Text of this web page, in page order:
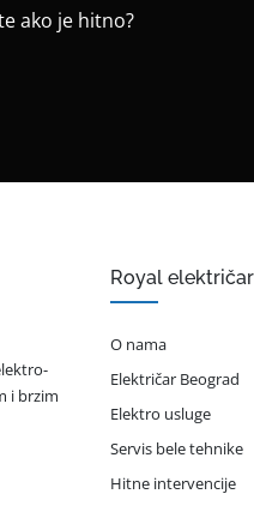
ako je hitno?
i brzim
Royal
O nama
Električar Beograd
Elektro usluge
Servis bele tehnike
Hitne intervencije